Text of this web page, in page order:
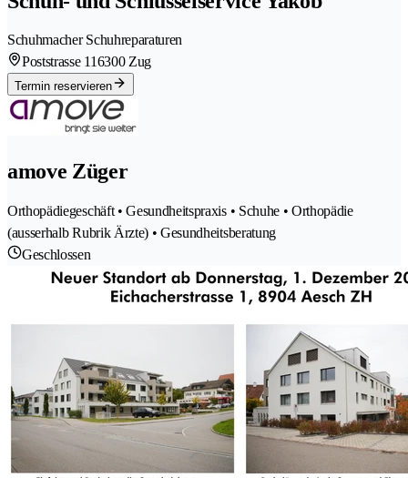
Schuhmacher Schuhreparaturen
Poststrasse 116300 Zug
Termin reservieren
amove Züger
Orthopädiegeschäft • Gesundheitspraxis • Schuhe • Orthopädie
(ausserhalb Rubrik Ärzte) • Gesundheitsberatung
Geschlossen